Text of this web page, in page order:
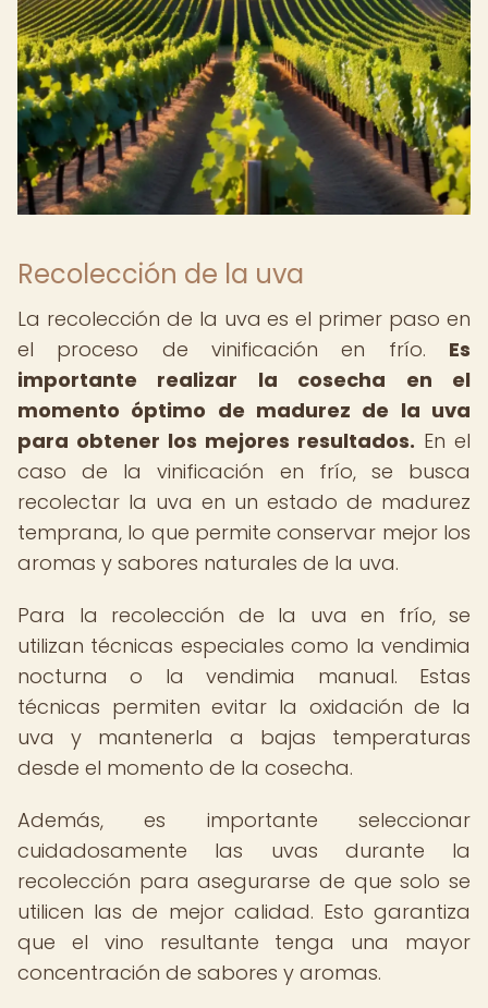
Recolección de la uva
La recolección de la uva es el primer paso en
el proceso de vinificación en frío. Es
importante realizar la cosecha en el
momento óptimo de madurez de la uva
para obtener los mejores resultados. En el
caso de la vinificación en frío, se busca
recolectar la uva en un estado de madurez
temprana, lo que permite conservar mejor los
aromas y sabores naturales de la uva.
Para la recolección de la uva en frío, se
utilizan técnicas especiales como la vendimia
nocturna o la vendimia manual. Estas
técnicas permiten evitar la oxidación de la
uva y mantenerla a bajas temperaturas
desde el momento de la cosecha.
Además, es importante seleccionar
cuidadosamente las uvas durante la
recolección para asegurarse de que solo se
utilicen las de mejor calidad. Esto garantiza
que el vino resultante tenga una mayor
concentración de sabores y aromas.